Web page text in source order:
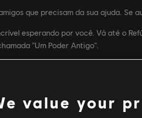
que precisam da sua ajuda. Se
esperando por você. Vá até o
"Um Poder Antigo".
value your